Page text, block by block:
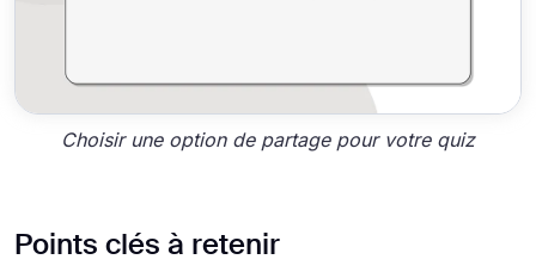
Choisir une option de partage pour votre quiz
Points clés à retenir